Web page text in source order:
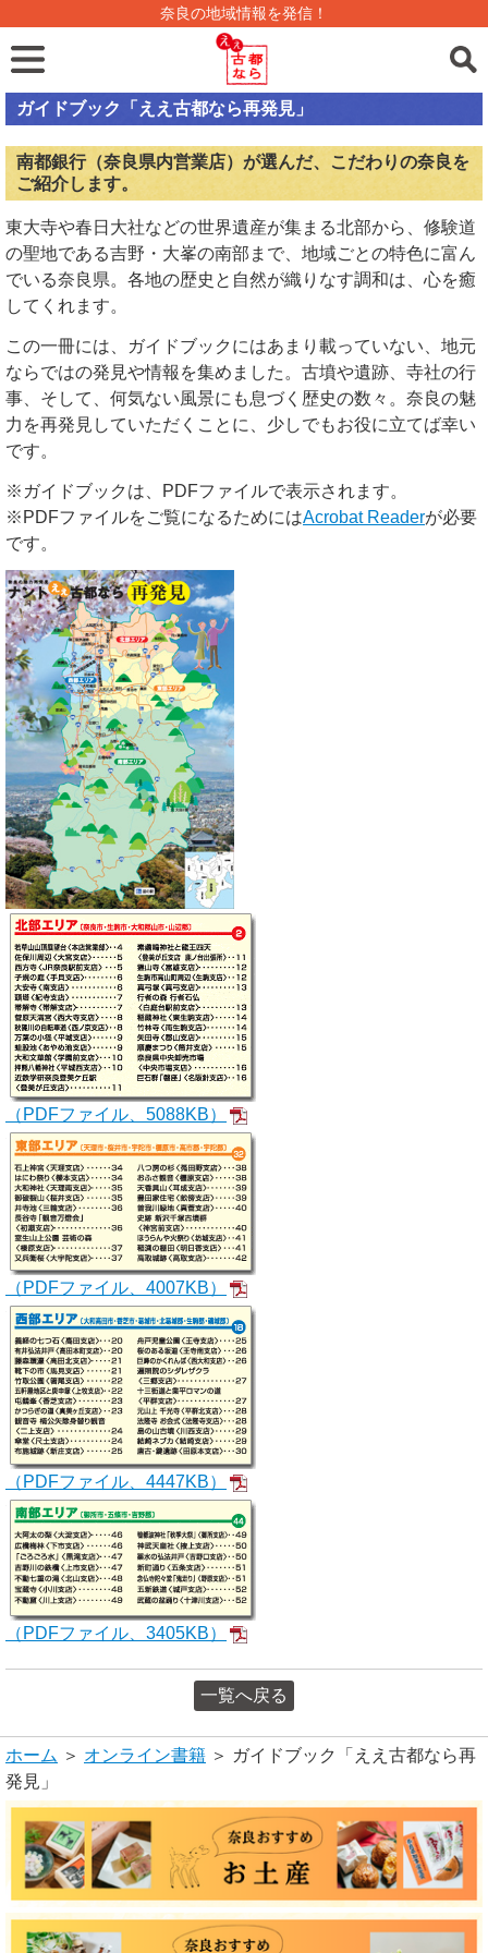
奈良の地域情報を発信！
ガイドブック「ええ古都なら再発見」
南都銀行（奈良県内営業店）が選んだ、こだわりの奈良を
ご紹介します。
東大寺や春日大社などの世界遺産が集まる北部から、修験道
の聖地である吉野・大峯の南部まで、地域ごとの特色に富ん
でいる奈良県。各地の歴史と自然が織りなす調和は、心を癒
してくれます。
この一冊には、ガイドブックにはあまり載っていない、地元
ならではの発見や情報を集めました。古墳や遺跡、寺社の行
事、そして、何気ない風景にも息づく歴史の数々。奈良の魅
力を再発見していただくことに、少しでもお役に立てば幸い
です。
※ガイドブックは、PDFファイルで表示されます。
※PDFファイルをご覧になるためにはAcrobat Readerが必要
です。
（PDFファイル、5088KB）
（PDFファイル、4007KB）
（PDFファイル、4447KB）
（PDFファイル、3405KB）
一覧へ戻る
ホーム ＞ オンライン書籍 ＞ ガイドブック「ええ古都なら再
発見」